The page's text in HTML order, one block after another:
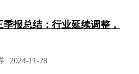
报总结：行业延续调整，
2024-11-28